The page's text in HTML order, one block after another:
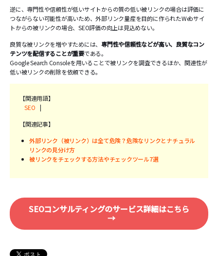
逆に、専門性や信頼性が低いサイトからの質の低い被リンクの場合は評価に
つながらない可能性が高いため、外部リンク量産を目的に作られたWebサイ
トからの被リンクの場合、SEO評価の向上は見込めない。
良質な被リンクを増やすためには、専門性や信頼性などが高い、良質なコン
テンツを配信することが重要である。
Google Search Consoleを用いることで被リンクを調査できるほか、関連性が
低い被リンクの削除を依頼できる。
【関連用語】
SEO
|
【関連記事】
外部リンク（被リンク）は全て危険？危険なリンクとナチュラル
リンクの見分け方
被リンクをチェックする方法やチェックツール7選
SEOコンサルティングのサービス詳細はこちら
→